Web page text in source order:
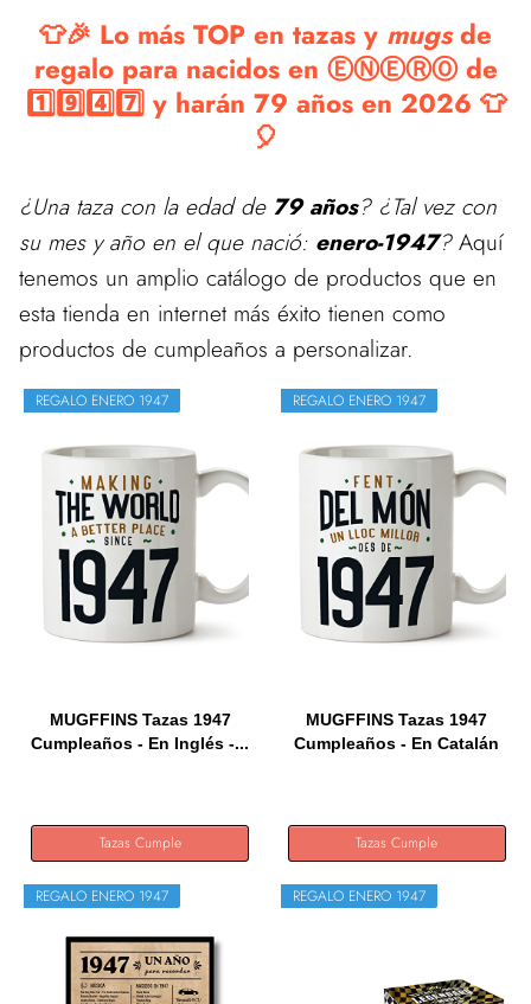
👕🎉 Lo más TOP en tazas y mugsde
regalo para nacidos en ⒺⓃⒺⓇⓄ de
1️⃣9️⃣4️⃣7️⃣ y harán 79 años en 2026 👕
🎈
¿Una taza con la edad de 79 años? ¿Tal vez con
su mes y año en el que nació: enero-1947?Aquí
tenemos un amplio catálogo de productos que en
esta tienda en internet más éxito tienen como
productos de cumpleaños a personalizar.
REGALO ENERO 1947
MUGFFINS Tazas 1947
Cumpleaños - En Inglés -...
Tazas Cumple
REGALO ENERO 1947
MUGFFINS Tazas 1947
Cumpleaños - En Catalán
Tazas Cumple
REGALO ENERO 1947 REGALO ENERO 1947